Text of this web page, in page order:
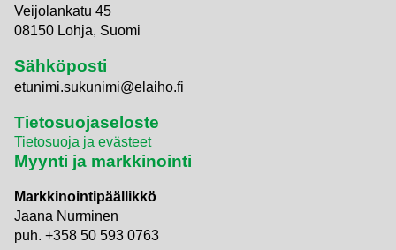
Veijolankatu 45
08150 Lohja, Suomi
Sähköposti
etunimi.sukunimi@elaiho.fi
Tietosuojaseloste
Tietosuoja ja evästeet
Myynti ja markkinointi
Markkinointipäällikkö
Jaana Nurminen
puh. +358 50 593 0763